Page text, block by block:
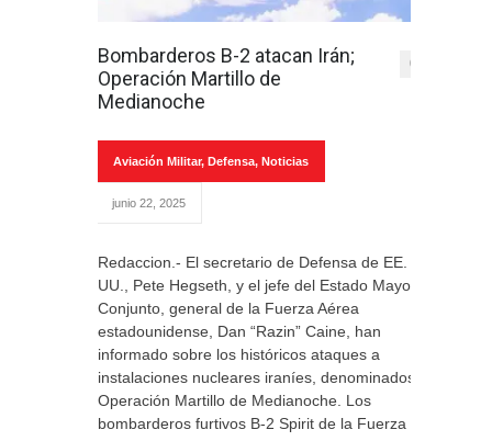
Bombarderos B-2 atacan Irán;
Operación Martillo de
Medianoche
0
Aviación Militar, Defensa, Noticias
junio 22, 2025
Redaccion.- El secretario de Defensa de EE.
UU., Pete Hegseth, y el jefe del Estado Mayor
Conjunto, general de la Fuerza Aérea
estadounidense, Dan “Razin” Caine, han
informado sobre los históricos ataques a
instalaciones nucleares iraníes, denominados
Operación Martillo de Medianoche. Los
bombarderos furtivos B-2 Spirit de la Fuerza